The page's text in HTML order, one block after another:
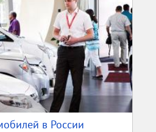
в России